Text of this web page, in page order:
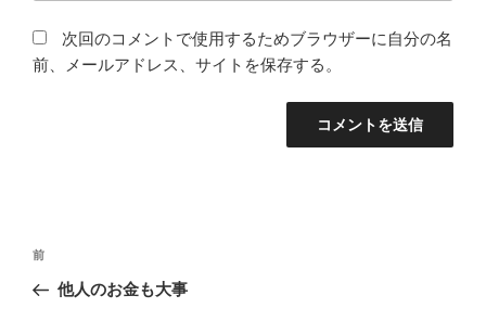
次回のコメントで使用するためブラウザーに自分の名
前、メールアドレス、サイトを保存する。
投
ナ
前
の
前
他人のお金も大事